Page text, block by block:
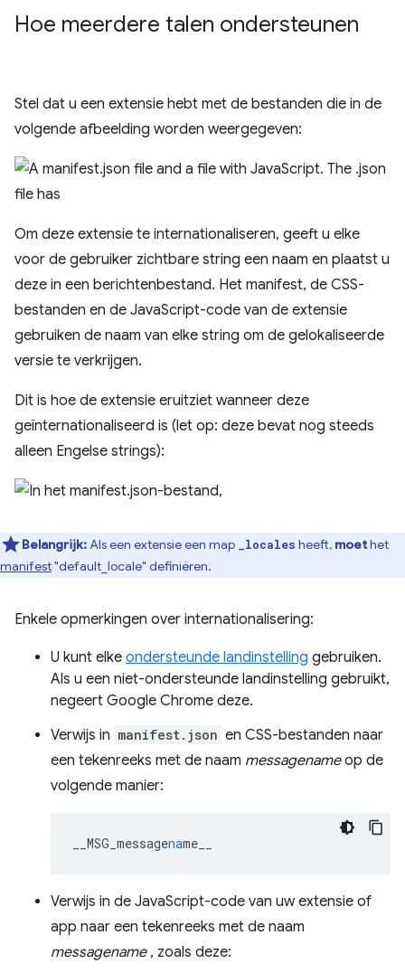
Hoe meerdere talen ondersteunen
Stel dat u een extensie hebt met de bestanden die in de
volgende afbeelding worden weergegeven:
Om deze extensie te internationaliseren, geeft u elke
voor de gebruiker zichtbare string een naam en plaatst u
deze in een berichtenbestand. Het manifest, de CSS-
bestanden en de JavaScript-code van de extensie
gebruiken de naam van elke string om de gelokaliseerde
versie te verkrijgen.
Dit is hoe de extensie eruitziet wanneer deze
geïnternationaliseerd is (let op: deze bevat nog steeds
alleen Engelse strings):
Belangrijk:Als een extensie een map _locales heeft, moethet
manifest"default_locale" definiëren.
Enkele opmerkingen over internationalisering:
U kunt elke ondersteunde landinstelling gebruiken.
Als u een niet-ondersteunde landinstelling gebruikt,
negeert Google Chrome deze.
Verwijs in manifest.json en CSS-bestanden naar
een tekenreeks met de naam messagenameop de
volgende manier:
__MSG_messagename__
Verwijs in de JavaScript-code van uw extensie of
app naar een tekenreeks met de naam
messagename, zoals deze: